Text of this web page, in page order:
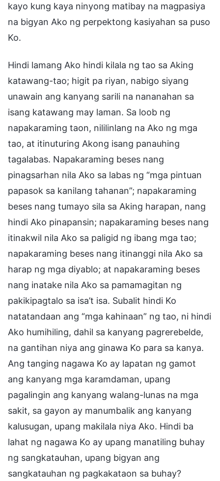
kayo kung kaya ninyong matibay na magpasiya
na bigyan Ako ng perpektong kasiyahan sa puso
Ko.
Hindi lamang Ako hindi kilala ng tao sa Aking
katawang-tao; higit pa riyan, nabigo siyang
unawain ang kanyang sarili na nananahan sa
isang katawang may laman. Sa loob ng
napakaraming taon, nililinlang na Ako ng mga
tao, at itinuturing Akong isang panauhing
tagalabas. Napakaraming beses nang
pinagsarhan nila Ako sa labas ng “mga pintuan
papasok sa kanilang tahanan”; napakaraming
beses nang tumayo sila sa Aking harapan, nang
hindi Ako pinapansin; napakaraming beses nang
itinakwil nila Ako sa paligid ng ibang mga tao;
napakaraming beses nang itinanggi nila Ako sa
harap ng mga diyablo; at napakaraming beses
nang inatake nila Ako sa pamamagitan ng
pakikipagtalo sa isa’t isa. Subalit hindi Ko
natatandaan ang “mga kahinaan” ng tao, ni hindi
Ako humihiling, dahil sa kanyang pagrerebelde,
na gantihan niya ang ginawa Ko para sa kanya.
Ang tanging nagawa Ko ay lapatan ng gamot
ang kanyang mga karamdaman, upang
pagalingin ang kanyang walang-lunas na mga
sakit, sa gayon ay manumbalik ang kanyang
kalusugan, upang makilala niya Ako. Hindi ba
lahat ng nagawa Ko ay upang manatiling buhay
ng sangkatauhan, upang bigyan ang
sangkatauhan ng pagkakataon sa buhay?